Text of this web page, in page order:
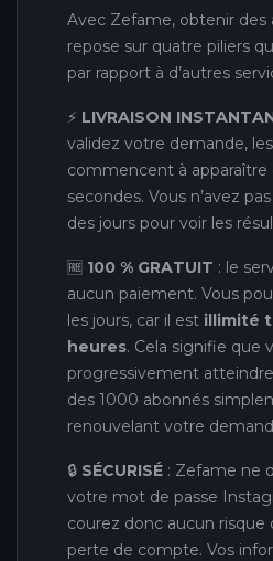
Avec Zefame, obtenir des
repose sur quatre piliers
par rapport à d’autres
⚡ LIVRAISON
validez votre demande,
commencent à apparaître
secondes. Vous n’avez
des jours pour voir les
🆓 100 % GRATUIT : le
aucun paiement. Vous
les jours, car il est illimité
heures. Cela signifie que
progressivement
des 1000 abonnés
renouvelant votre
🔒 SÉCURISÉ : Zefame ne
votre mot de passe
courez donc aucun risque
perte de compte. Vos